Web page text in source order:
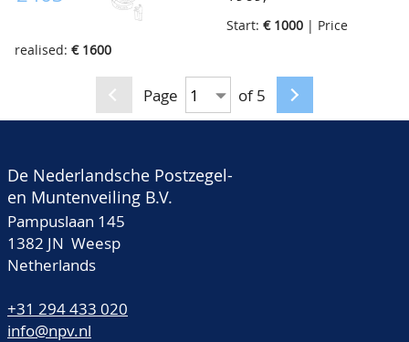
Legioenblokken(2x),
hoge cataloguswaarde,
in Excelsior album
etc., in 2 Davo albums
ongebruikte/postfrisse
betere nummers zoals
80, 101 met certificaat,
Start: € 1000 | Price
realised: € 1600
Page of 5
De Nederlandsche Postzegel-
en Muntenveiling B.V.
Pampuslaan 145
1382 JN Weesp
Netherlands
+31 294 433 020
info@npv.nl